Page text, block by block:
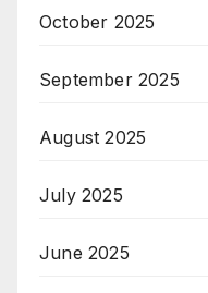
October 2025
September 2025
August 2025
July 2025
June 2025